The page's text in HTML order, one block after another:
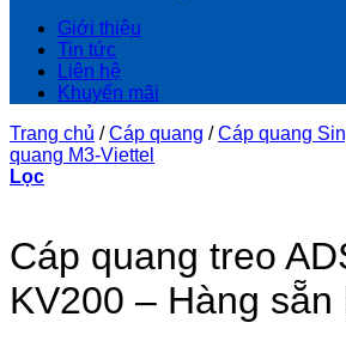
Giới thiệu
Tin tức
Liên hệ
Khuyến mãi
Trang chủ / Cáp quang / Cáp quang
quang M3-Viettel
Lọc
Cáp quang treo
KV200 – Hàng sẵn